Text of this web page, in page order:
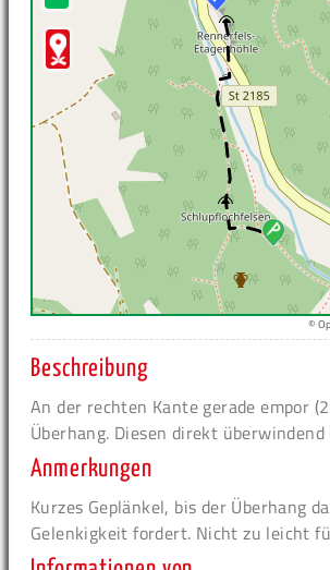
©
Beschreibung
An der rechten Kante gerade empor
Überhang. Diesen direkt überwindend
Anmerkungen
Kurzes Geplänkel, bis der Überhang
Gelenkigkeit fordert. Nicht zu leicht